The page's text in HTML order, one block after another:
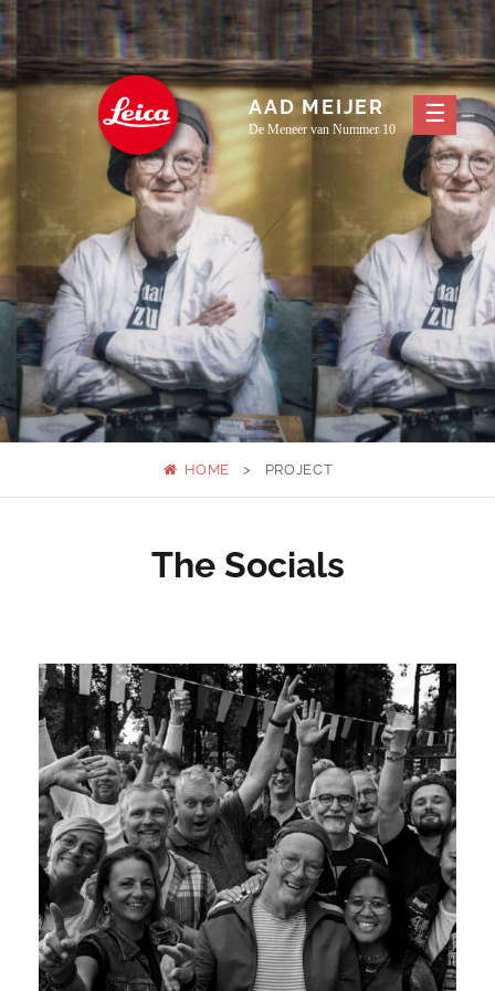
Skip
to
content
AAD MEIJER
De Meneer van Nummer 10
HOME > PROJECT
The Socials